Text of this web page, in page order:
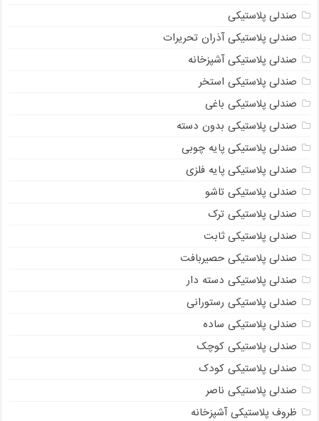
صندلی پلاستیکی
صندلی پلاستیکی آذران تحریرات
صندلی پلاستیکی آشپزخانه
صندلی پلاستیکی استخر
صندلی پلاستیکی باغی
صندلی پلاستیکی بدون دسته
صندلی پلاستیکی پایه چوبی
صندلی پلاستیکی پایه فلزی
صندلی پلاستیکی تاشو
صندلی پلاستیکی ترک
صندلی پلاستیکی ثابت
صندلی پلاستیکی حصیربافت
صندلی پلاستیکی دسته دار
صندلی پلاستیکی رستورانی
صندلی پلاستیکی ساده
صندلی پلاستیکی کوچک
صندلی پلاستیکی کودک
صندلی پلاستیکی ناصر
ظروف پلاستیکی آشپزخانه